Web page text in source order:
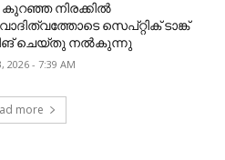
കുറഞ്ഞ നിരക്കിൽ
സെപ്റ്റിക് ടാങ്ക്
ചെയ്തു നൽകുന്നു
2026 - 7:39 AM
more